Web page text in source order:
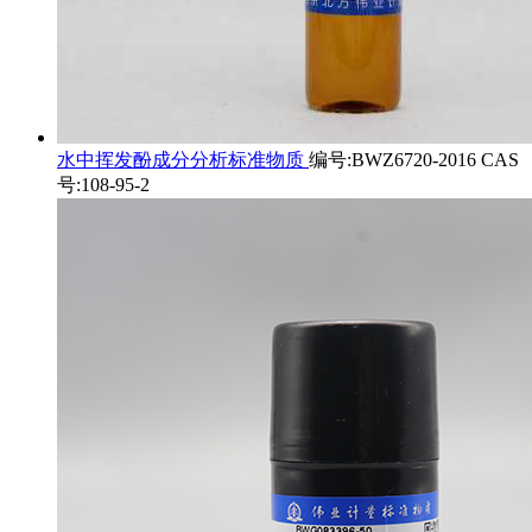
水中挥发酚成分分析标准物质 编号:BWZ6720-2016 CAS
号:108-95-2